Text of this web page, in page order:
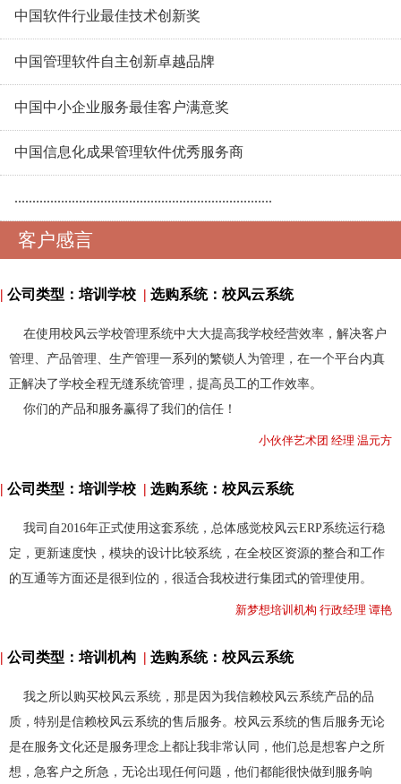
中国软件行业最佳技术创新奖
中国管理软件自主创新卓越品牌
中国中小企业服务最佳客户满意奖
中国信息化成果管理软件优秀服务商
........................................................................
客户感言
| 公司类型：培训学校 | 选购系统：校风云系统
在使用校风云学校管理系统中大大提高我学校经营效率，解决客户
管理、产品管理、生产管理一系列的繁锁人为管理，在一个平台内真
正解决了学校全程无缝系统管理，提高员工的工作效率。
你们的产品和服务赢得了我们的信任！
小伙伴艺术团 经理 温元方
| 公司类型：培训学校 | 选购系统：校风云系统
我司自2016年正式使用这套系统，总体感觉校风云ERP系统运行稳
定，更新速度快，模块的设计比较系统，在全校区资源的整合和工作
的互通等方面还是很到位的，很适合我校进行集团式的管理使用。
新梦想培训机构 行政经理 谭艳
| 公司类型：培训机构 | 选购系统：校风云系统
我之所以购买校风云系统，那是因为我信赖校风云系统产品的品
质，特别是信赖校风云系统的售后服务。校风云系统的售后服务无论
是在服务文化还是服务理念上都让我非常认同，他们总是想客户之所
想，急客户之所急，无论出现任何问题，他们都能很快做到服务响